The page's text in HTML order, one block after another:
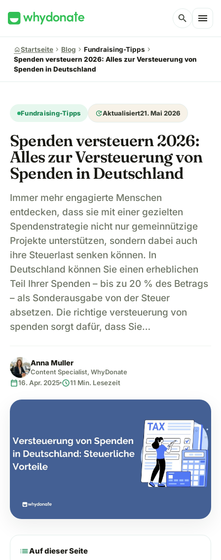
search menu
homeStartseite chevron_right Blog chevron_right Fundraising-Tipps chevron_right
Spenden versteuern 2026: Alles zur Versteuerung von
Spenden in Deutschland
Fundraising-Tipps updateAktualisiert21. Mai 2026
Spenden versteuern 2026:
Alles zur Versteuerung von
Spenden in Deutschland
Immer mehr engagierte Menschen
entdecken, dass sie mit einer gezielten
Spendenstrategie nicht nur gemeinnützige
Projekte unterstützen, sondern dabei auch
ihre Steuerlast senken können. In
Deutschland können Sie einen erheblichen
Teil Ihrer Spenden – bis zu 20 % des Betrags
– als Sonderausgabe von der Steuer
absetzen. Die richtige versteuerung von
spenden sorgt dafür, dass Sie…
Anna Muller
Content Specialist, WhyDonate
calendar_today16. Apr. 2025 schedule11 Min. Lesezeit
listAuf dieser Seite